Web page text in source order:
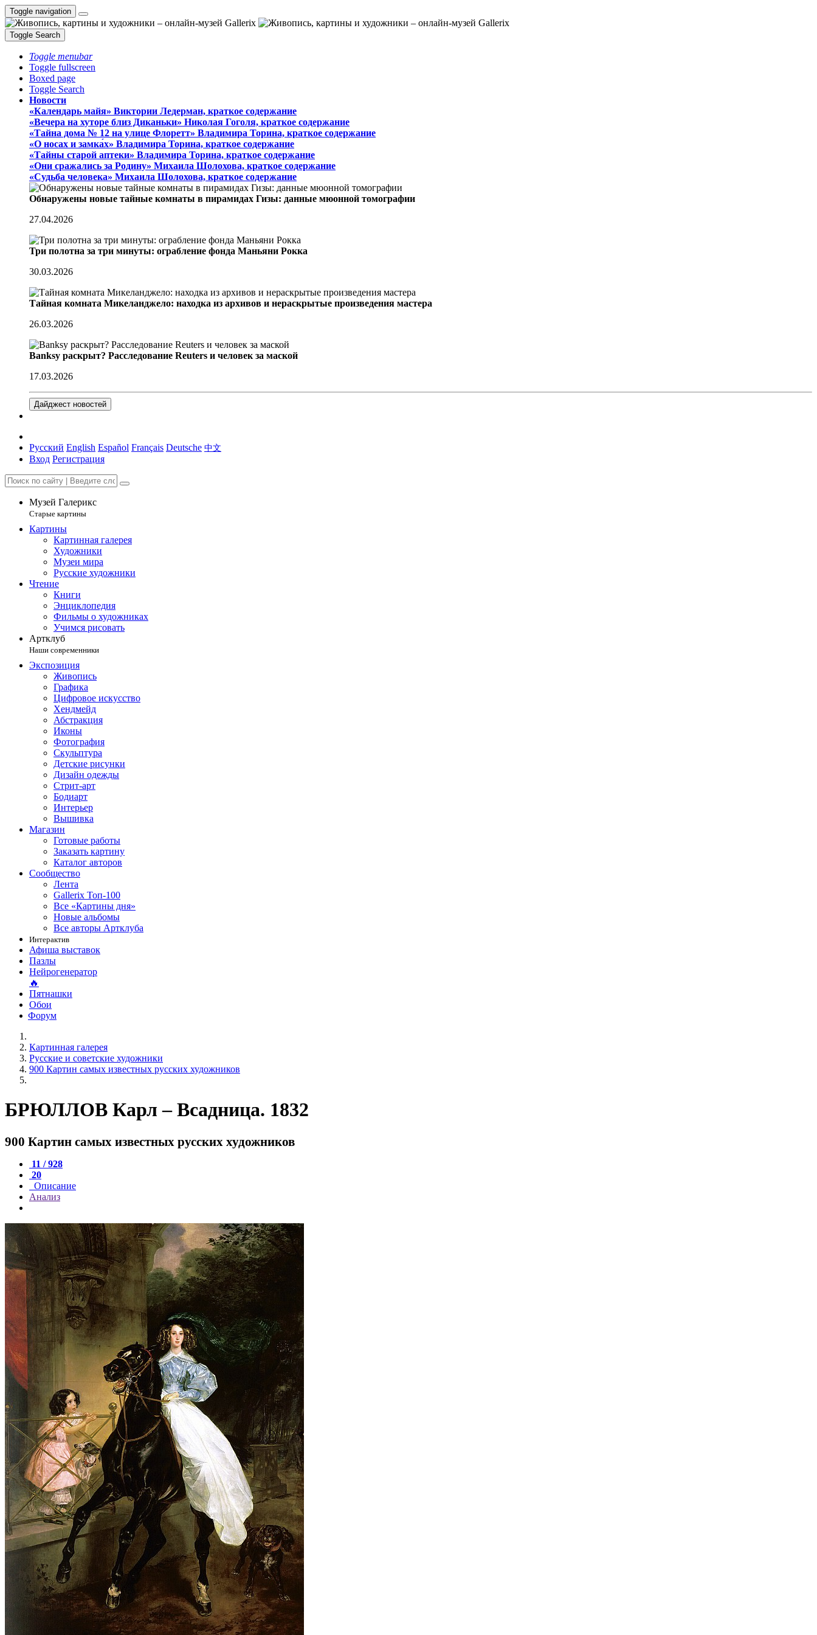
Toggle navigation
Toggle Search
Toggle menubar
Toggle fullscreen
Boxed page
Toggle Search
Новости
«Календарь майя» Виктории Ледерман, краткое содержание
«Вечера на хуторе близ Диканьки» Николая Гоголя, краткое содержание
«Тайна дома № 12 на улице Флоретт» Владимира Торина, краткое содержание
«О носах и замка́х» Владимира Торина, краткое содержание
«Тайны старой аптеки» Владимира Торина, краткое содержание
«Они сражались за Родину» Михаила Шолохова, краткое содержание
«Судьба человека» Михаила Шолохова, краткое содержание
Обнаружены новые тайные комнаты в пирамидах Гизы: данные мюонной томографии
27.04.2026
Три полотна за три минуты: ограбление фонда Маньяни Рокка
30.03.2026
Тайная комната Микеланджело: находка из архивов и нераскрытые произведения мастера
26.03.2026
Banksy раскрыт? Расследование Reuters и человек за маской
17.03.2026
Дайджест новостей
Русский English Español Français Deutsche 中文
Вход Регистрация
Музей Галерикс
Старые картины
Картины
Картинная галерея
Художники
Музеи мира
Русские художники
Чтение
Книги
Энциклопедия
Фильмы о художниках
Учимся рисовать
Артклуб
Наши современники
Экспозиция
Живопись
Графика
Цифровое искусство
Хендмейд
Абстракция
Иконы
Фотография
Скульптура
Детские рисунки
Дизайн одежды
Стрит-арт
Бодиарт
Интерьер
Вышивка
Магазин
Готовые работы
Заказать картину
Каталог авторов
Сообщество
Лента
Gallerix Топ-100
Все «Картины дня»
Новые альбомы
Все авторы Артклуба
Интерактив
Афиша выставок
Пазлы
Нейрогенератор
🔥
Пятнашки
Обои
Форум
Картинная галерея
Русские и советские художники
900 Картин самых известных русских художников
БРЮЛЛОВ Карл – Всадница. 1832
900 Картин самых известных русских художников
11 / 928
20
Описание
Анализ